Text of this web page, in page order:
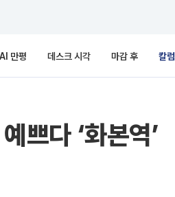
AI 만평 데스크 시각 마감 후 칼럼
쁘다 ‘화본역’